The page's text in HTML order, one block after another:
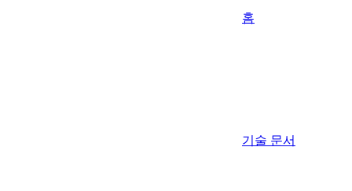
홈
기술 문서